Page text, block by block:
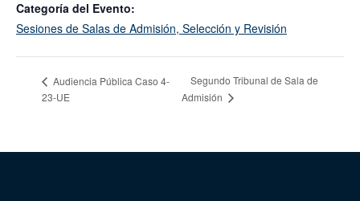
Categoría del Evento:
Sesiones de Salas de Admisión, Selección y Revisión
Audiencia Pública Caso 4-
23-UE
Segundo Tribunal de Sala de
Admisión